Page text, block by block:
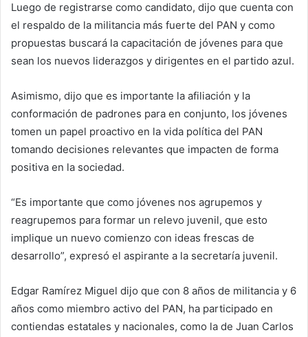
Luego de registrarse como candidato, dijo que cuenta con
el respaldo de la militancia más fuerte del PAN y como
propuestas buscará la capacitación de jóvenes para que
sean los nuevos liderazgos y dirigentes en el partido azul.
Asimismo, dijo que es importante la afiliación y la
conformación de padrones para en conjunto, los jóvenes
tomen un papel proactivo en la vida política del PAN
tomando decisiones relevantes que impacten de forma
positiva en la sociedad.
“Es importante que como jóvenes nos agrupemos y
reagrupemos para formar un relevo juvenil, que esto
implique un nuevo comienzo con ideas frescas de
desarrollo”, expresó el aspirante a la secretaría juvenil.
Edgar Ramírez Miguel dijo que con 8 años de militancia y 6
años como miembro activo del PAN, ha participado en
contiendas estatales y nacionales, como la de Juan Carlos